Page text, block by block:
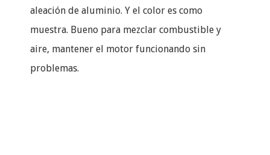
aleación de aluminio. Y el color es como
muestra. Bueno para mezclar combustible y
aire, mantener el motor funcionando sin
problemas.